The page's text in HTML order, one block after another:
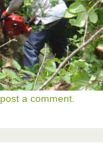
post a comment.